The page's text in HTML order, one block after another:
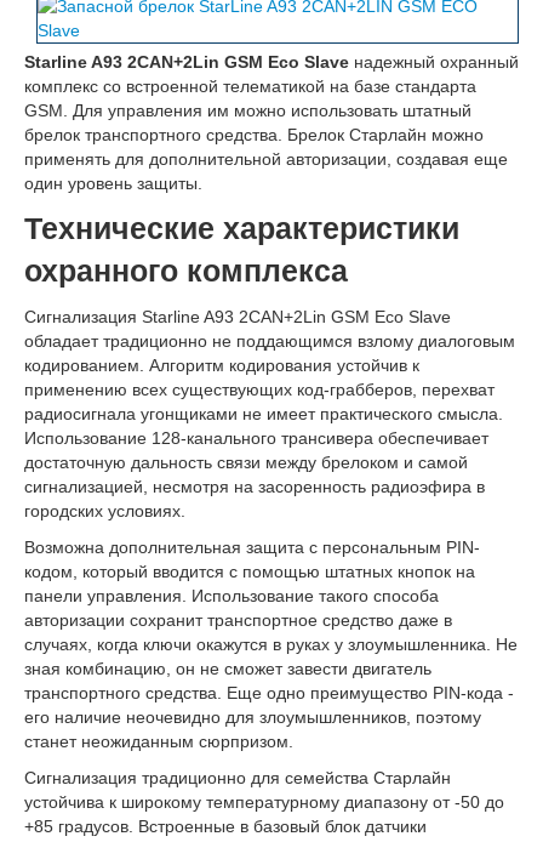
Starline A93 2CAN+2Lin GSM Eco Slave надежный охранный
комплекс со встроенной телематикой на базе стандарта
GSM. Для управления им можно использовать штатный
брелок транспортного средства. Брелок Старлайн можно
применять для дополнительной авторизации, создавая еще
один уровень защиты.
Технические характеристики
охранного комплекса
Сигнализация Starline A93 2CAN+2Lin GSM Eco Slave
обладает традиционно не поддающимся взлому диалоговым
кодированием. Алгоритм кодирования устойчив к
применению всех существующих код-грабберов, перехват
радиосигнала угонщиками не имеет практического смысла.
Использование 128-канального трансивера обеспечивает
достаточную дальность связи между брелоком и самой
сигнализацией, несмотря на засоренность радиоэфира в
городских условиях.
Возможна дополнительная защита с персональным PIN-
кодом, который вводится с помощью штатных кнопок на
панели управления. Использование такого способа
авторизации сохранит транспортное средство даже в
случаях, когда ключи окажутся в руках у злоумышленника. Не
зная комбинацию, он не сможет завести двигатель
транспортного средства. Еще одно преимущество PIN-кода -
его наличие неочевидно для злоумышленников, поэтому
станет неожиданным сюрпризом.
Сигнализация традиционно для семейства Старлайн
устойчива к широкому температурному диапазону от -50 до
+85 градусов. Встроенные в базовый блок датчики